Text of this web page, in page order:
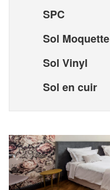
SPC
Sol Moquette
Sol Vinyl
Sol en cuir